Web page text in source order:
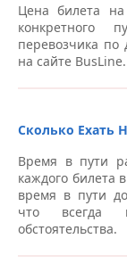
Цена билета на
конкретного
перевозчика
на сайте BusLine.
Сколько Ехать
Время в пути
каждого билета
время в пути
что всегда
обстоятельства.